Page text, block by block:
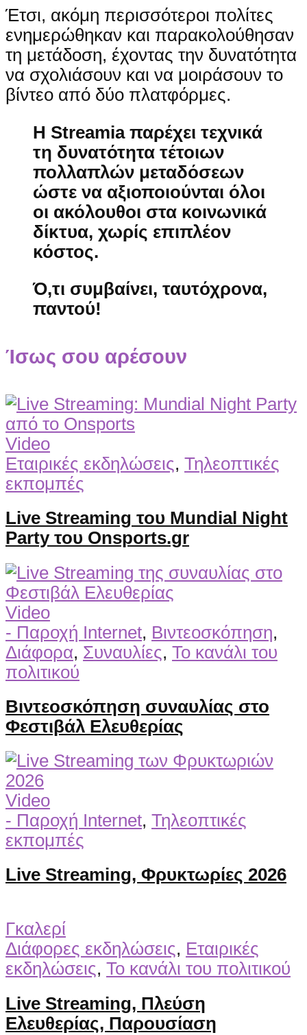
Έτσι, ακόμη περισσότεροι πολίτες
ενημερώθηκαν και παρακολούθησαν
τη μετάδοση, έχοντας την δυνατότητα
να σχολιάσουν και να μοιράσουν το
βίντεο από δύο πλατφόρμες.
Η Streamia παρέχει τεχνικά
τη δυνατότητα τέτοιων
πολλαπλών μεταδόσεων
ώστε να αξιοποιούνται όλοι
οι ακόλουθοι στα κοινωνικά
δίκτυα, χωρίς επιπλέον
κόστος.
Ό,τι συμβαίνει, ταυτόχρονα,
παντού!
Ίσως σου αρέσουν
Video
Εταιρικές εκδηλώσεις, Τηλεοπτικές
εκπομπές
Live Streaming του Mundial Night
Party του Onsports.gr
Video
- Παροχή Internet, Βιντεοσκόπηση,
Διάφορα, Συναυλίες, Το κανάλι του
πολιτικού
Βιντεοσκόπηση συναυλίας στο
Φεστιβάλ Ελευθερίας
Video
- Παροχή Internet, Τηλεοπτικές
εκπομπές
Live Streaming, Φρυκτωρίες 2026
Γκαλερί
Διάφορες εκδηλώσεις, Εταιρικές
εκδηλώσεις, Το κανάλι του πολιτικού
Live Streaming, Πλεύση
Ελευθερίας, Παρουσίαση